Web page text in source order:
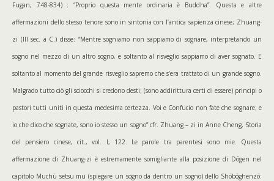
Fugan, 748-834) : “Proprio questa mente ordinaria è Buddha”. Questa e altre
affermazioni dello stesso tenore sono in sintonia con l’antica sapienza cinese; Zhuang-
zi (III sec. a C.) disse: “Mentre sogniamo non sappiamo di sognare, interpretando un
sogno nel mezzo di un altro sogno, e soltanto al risveglio sappiamo di aver sognato. E
soltanto al momento del grande risveglio sapremo che s’era trattato di un grande sogno.
Malgrado tutto ciò gli sciocchi si credono desti; (sono addirittura certi di essere) principi o
pastori tutti uniti in questa medesima certezza. Voi e Confucio non fate che sognare; e
io che dico che sognate, sono io stesso un sogno” cfr. Zhuang – zi in Anne Cheng, Storia
del pensiero cinese, cit., vol. I, 122. Le parole tra parentesi sono mie. Questa
affermazione di Zhuang-zi è estremamente somigliante alla posizione di Dōgen nel
capitolo Muchū setsu mu (spiegare un sogno da dentro un sogno) dello Shōbōghenzō: